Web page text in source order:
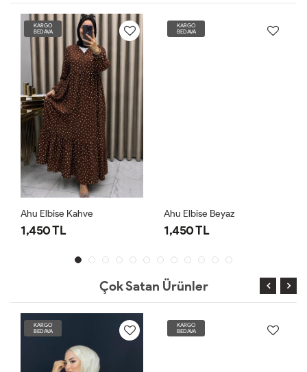
KARGO
BEDAVA
Ahu Elbise Kahve
1,450 TL
KARGO
BEDAVA
Ahu Elbise Beyaz
1,450 TL
Çok Satan Ürünler
KARGO
BEDAVA
KARGO
BEDAVA